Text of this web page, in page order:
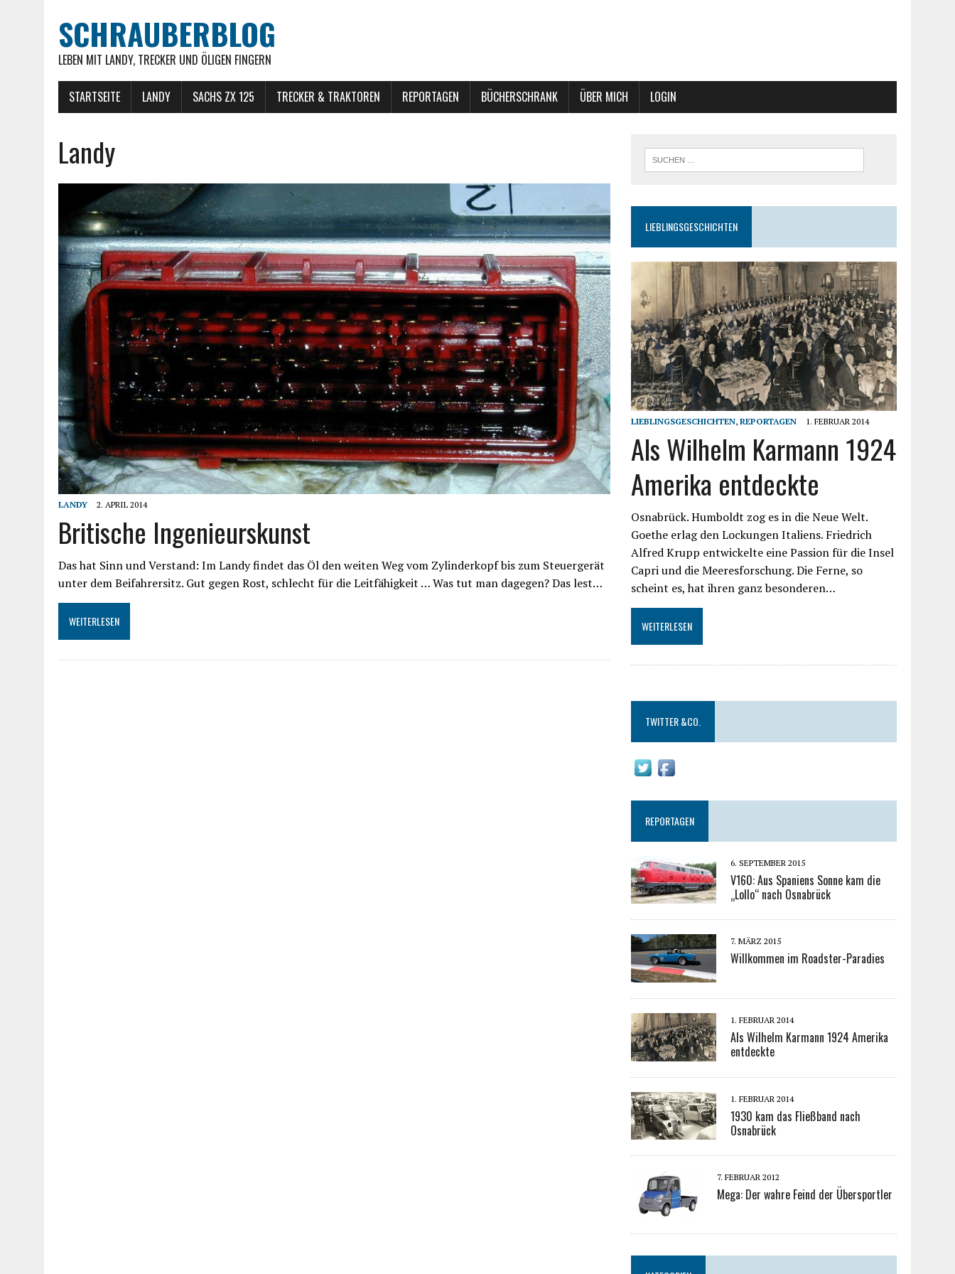
SCHRAUBERBLOG
LEBEN MIT LANDY, TRECKER UND ÖLIGEN FINGERN
STARTSEITE LANDY SACHS ZX 125 TRECKER & TRAKTOREN REPORTAGEN BÜCHERSCHRANK ÜBER MICH LOGIN
Landy
LANDY 2. APRIL 2014
Britische Ingenieurskunst
Das hat Sinn und Verstand: Im Landy findet das Öl den weiten Weg vom Zylinderkopf bis zum Steuergerät
unter dem Beifahrersitz. Gut gegen Rost, schlecht für die Leitfähigkeit … Was tut man dagegen? Das lest…
WEITERLESEN
LIEBLINGSGESCHICHTEN
LIEBLINGSGESCHICHTEN,REPORTAGEN 1. FEBRUAR 2014
Als Wilhelm Karmann 1924
Amerika entdeckte
Osnabrück. Humboldt zog es in die Neue Welt.
Goethe erlag den Lockungen Italiens. Friedrich
Alfred Krupp entwickelte eine Passion für die Insel
Capri und die Meeresforschung. Die Ferne, so
scheint es, hat ihren ganz besonderen…
WEITERLESEN
TWITTER &CO.
REPORTAGEN
6. SEPTEMBER 2015
V160: Aus Spaniens Sonne kam die
„Lollo“ nach Osnabrück
7. MÄRZ 2015
Willkommen im Roadster-Paradies
1. FEBRUAR 2014
Als Wilhelm Karmann 1924 Amerika
entdeckte
1. FEBRUAR 2014
1930 kam das Fließband nach
Osnabrück
7. FEBRUAR 2012
Mega: Der wahre Feind der Übersportler